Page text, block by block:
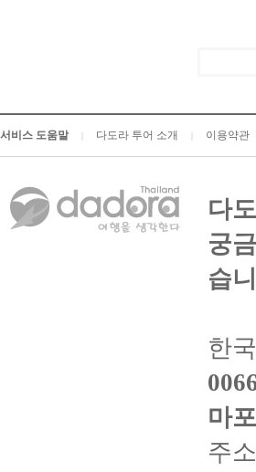
서비스 도움말 다도라 투어 소개 이용약관
다
궁
습
한
마
주